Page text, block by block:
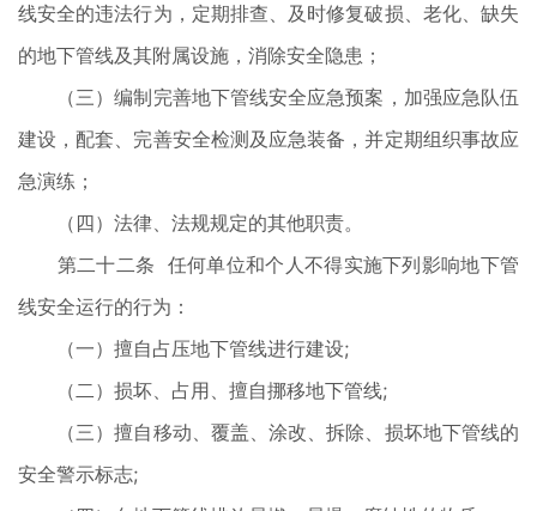
线安全的违法行为，定期排查、及时修复破损、老化、缺失
的地下管线及其附属设施，消除安全隐患；
（三）编制完善地下管线安全应急预案，加强应急队伍
建设，配套、完善安全检测及应急装备，并定期组织事故应
急演练；
（四）法律、法规规定的其他职责。
第二十二条 任何单位和个人不得实施下列影响地下管
线安全运行的行为：
（一）擅自占压地下管线进行建设;
（二）损坏、占用、擅自挪移地下管线;
（三）擅自移动、覆盖、涂改、拆除、损坏地下管线的
安全警示标志;